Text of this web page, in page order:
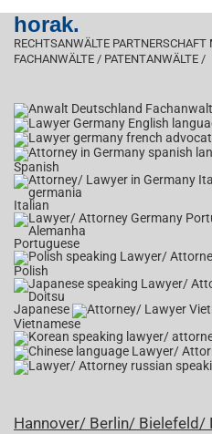
horak.
RECHTSANWÄLTE PARTNERSCHAFT
FACHANWÄLTE / PATENTANWÄLTE /
Spanish
Italian
Portuguese
Polish
Japanese
Vietnamese
Hannover/ Berlin/ Bielefeld/